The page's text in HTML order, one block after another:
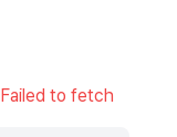
Failed to fetch